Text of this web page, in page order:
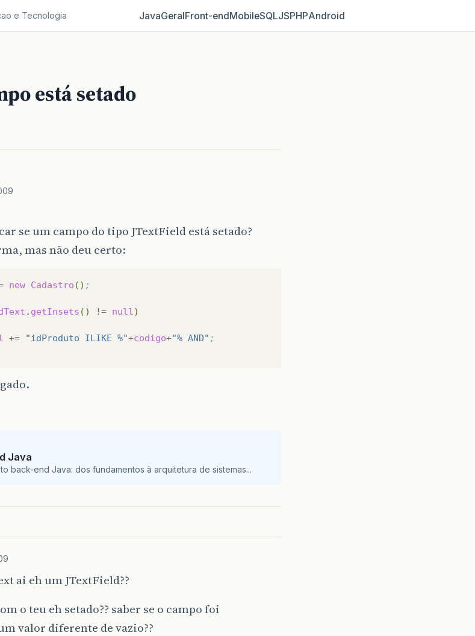
e Tecnologia JavaGeralFront‑endMobileSQLJSPHPAndroid
está setado
se um campo do tipo JTextField está setado?
mas não deu certo:
new Cadastro () ;
. getInsets () != null )
+= "idProduto ILIKE %"+codigo+"% AND" ;
Java
back-end Java: dos fundamentos à arquitetura de sistemas...
ai eh um JTextField??
o teu eh setado?? saber se o campo foi
valor diferente de vazio??